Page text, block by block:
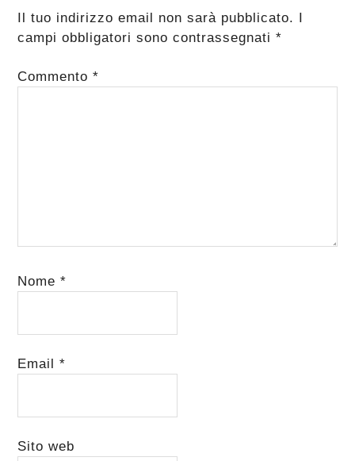
del
lettore
Il tuo indirizzo email non sarà pubblicato. I
campi obbligatori sono contrassegnati*
Commento*
Nome*
Email*
Sito web